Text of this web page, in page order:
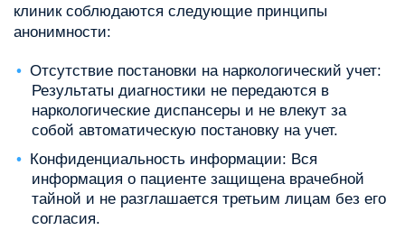
клиник соблюдаются следующие принципы
анонимности:
Отсутствие постановки на наркологический учет:
Результаты диагностики не передаются в
наркологические диспансеры и не влекут за
собой автоматическую постановку на учет.
Конфиденциальность информации: Вся
информация о пациенте защищена врачебной
тайной и не разглашается третьим лицам без его
согласия.